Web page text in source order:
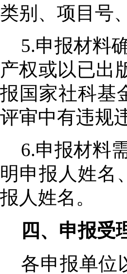
类别、项目号
5.申报材料
产权或以已出
报国家社科基
评审中有违规
6.申报材料
明申报人姓名
报人姓名。
四、申报受
各申报单位